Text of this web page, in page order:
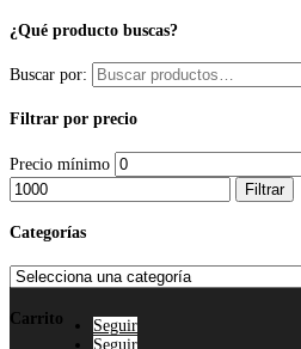
¿Qué producto buscas?
Buscar por:
Filtrar por precio
Precio mínimo
Filtrar
Categorías
Carrito
Seguir
Seguir